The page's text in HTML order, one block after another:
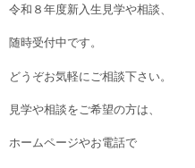
令和８年度新入生見学や相談、
随時受付中です。
どうぞお気軽にご相談下さい。
見学や相談をご希望の方は、
ホームページやお電話で